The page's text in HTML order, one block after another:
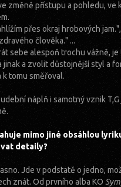
změně přístupu a pohledu,
přes okraj hrobových
člověka." ...
sebe alespoň trochu vážně,
jinak a zvolit důstojnější styl a
k tomu směřoval.
náplň i samotný vznik
mimo jiné obsáhlou
detaily?
Jde v podstatě o jedno,
znát. Od prvního alba KO